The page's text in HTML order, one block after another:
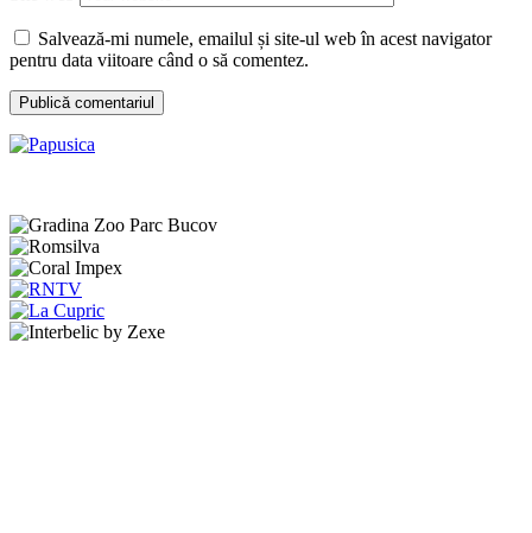
Salvează-mi numele, emailul și site-ul web în acest navigator
pentru data viitoare când o să comentez.